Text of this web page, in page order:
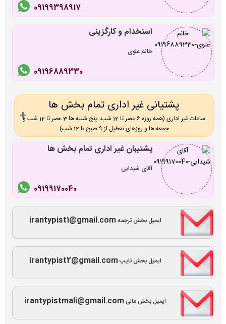
09199398917
استخدام و کارگزینی
خانم علوی
09196889330
پشتیانی غیر اداری تمام بخش ها
ساعات غیر اداری (همه روزه 6 عصر تا 12 شب، پنج شنبه ها 3 عصر تا 12 شب و
جمعه ها و روزهای تعطیل از 9 صبح تا 12 شب)
پشتیبان غیر اداری تمام بخش ها
آقای شیدایی
09199170040
ایمیل بخش ترجمهirantypist1@gmail.com
ایمیل بخش تایپirantypist2@gmail.com
ایمیل بخش مالیirantypistmali@gmail.com